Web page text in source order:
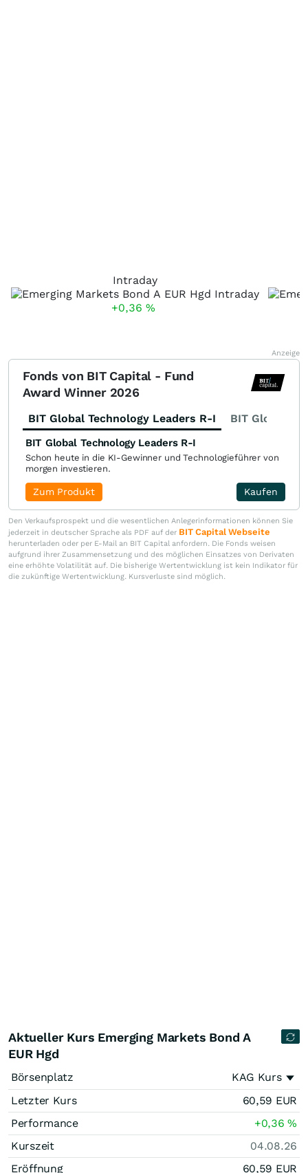
Intraday
+0,36 %
Anzeige
Fonds von BIT Capital - Fund
Award Winner 2026
BIT Global Technology Leaders R-I BIT Global
BIT Global Technology Leaders R-I
Schon heute in die KI-Gewinner und Technologieführer von
morgen investieren.
Kaufen
Zum Produkt
Den Verkaufsprospekt und die wesentlichen Anlegerinformationen können Sie
jederzeit in deutscher Sprache als PDF auf der BIT Capital Webseite
herunterladen oder per E-Mail an BIT Capital anfordern. Die Fonds weisen
aufgrund ihrer Zusammensetzung und des möglichen Einsatzes von Derivaten
eine erhöhte Volatilität auf. Die bisherige Wertentwicklung ist kein Indikator für
die zukünftige Wertentwicklung. Kursverluste sind möglich.
Aktueller Kurs Emerging Markets Bond A
EUR Hgd
Börsenplatz
KAG Kurs
Letzter Kurs
60,59 EUR
Performance
+0,36%
Kurszeit
04.08.26
Eröffnung
60,59 EUR